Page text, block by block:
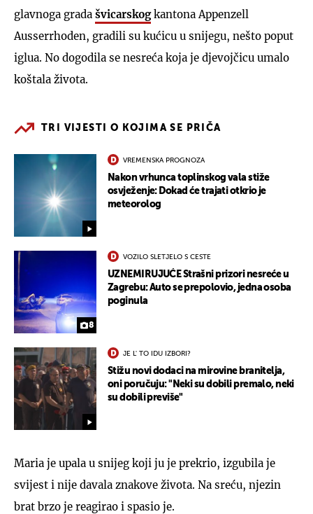
glavnoga grada švicarskogkantona Appenzell
Ausserrhoden, gradili su kućicu u snijegu, nešto poput
iglua. No dogodila se nesreća koja je djevojčicu umalo
koštala života.
TRI VIJESTI O KOJIMA SE PRIČA
VREMENSKA PROGNOZA
Nakon vrhunca toplinskog vala stiže
osvježenje: Dokad će trajati otkrio je
meteorolog
8
VOZILO SLETJELO S CESTE
UZNEMIRUJUĆE Strašni prizori nesreće u
Zagrebu: Auto se prepolovio, jedna osoba
poginula
JE L' TO IDU IZBORI?
Stižu novi dodaci na mirovine branitelja,
oni poručuju: "Neki su dobili premalo, neki
su dobili previše"
Maria je upala u snijeg koji ju je prekrio, izgubila je
svijest i nije davala znakove života. Na sreću, njezin
brat brzo je reagirao i spasio je.